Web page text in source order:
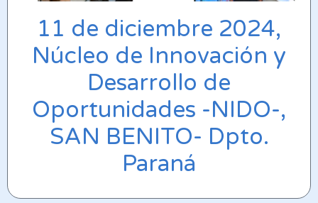
11 de diciembre 2024,
Núcleo de Innovación y
Desarrollo de
Oportunidades -NIDO-,
SAN BENITO- Dpto.
Paraná